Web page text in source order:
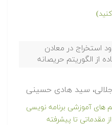
استخراج در معادن
از الگوریتم حریصانه
سید هادی حسینی
های آموزشی برنامه نویسی
مقدماتی تا پیشرفته